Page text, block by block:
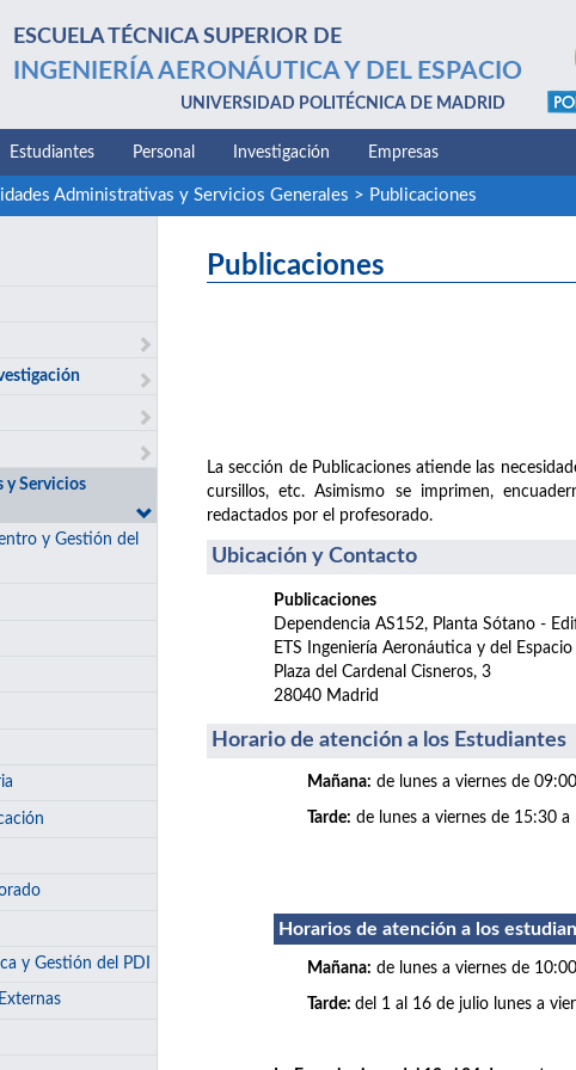
ESCUELA TÉCNICA SUPERIOR DE
INGENIERÍA AERONÁUTICA Y DEL ESPACIO
UNIVERSIDAD POLITÉCNICA DE MADRID
Estudiantes Personal Investigación Empresas
Administrativas y Servicios Generales > Publicaciones
y Servicios
y Gestión del
y Gestión del PDI
Publicaciones
La sección de Publicaciones atiende las
cursillos, etc. Asimismo se imprimen,
redactados por el profesorado.
Ubicación y Contacto
Publicaciones
Dependencia AS152, Planta Sótano -
ETS Ingeniería Aeronáutica y del Espacio
Plaza del Cardenal Cisneros, 3
28040 Madrid
Horario de atención a los Estudiantes
Mañana: de lunes a viernes de
Tarde: de lunes a viernes de 15:30
Horarios de atención a los
Mañana: de lunes a viernes de
Tarde: del 1 al 16 de julio lunes a